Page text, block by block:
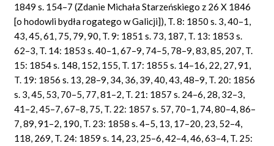
1849 s. 154–7 (Zdanie Michała Starzeńskiego z 26 X 1846
[o hodowli bydła rogatego w Galicji]), T. 8: 1850 s. 3, 40–1,
43, 45, 61, 75, 79, 90, T. 9: 1851 s. 73, 187, T. 13: 1853 s.
62–3, T. 14: 1853 s. 40–1, 67–9, 74–5, 78–9, 83, 85, 207, T.
15: 1854 s. 148, 152, 155, T. 17: 1855 s. 14–16, 22, 27, 91,
T. 19: 1856 s. 13, 28–9, 34, 36, 39, 40, 43, 48–9, T. 20: 1856
s. 3, 45, 53, 70–5, 77, 81–2, T. 21: 1857 s. 24–6, 28, 32–3,
41–2, 45–7, 67–8, 75, T. 22: 1857 s. 57, 70–1, 74, 80–4, 86–
7, 89, 91–2, 190, T. 23: 1858 s. 4–5, 13, 17–20, 23, 52–4,
118, 269, T. 24: 1859 s. 14, 23, 25–6, 42–4, 46, 63–4, T. 25: